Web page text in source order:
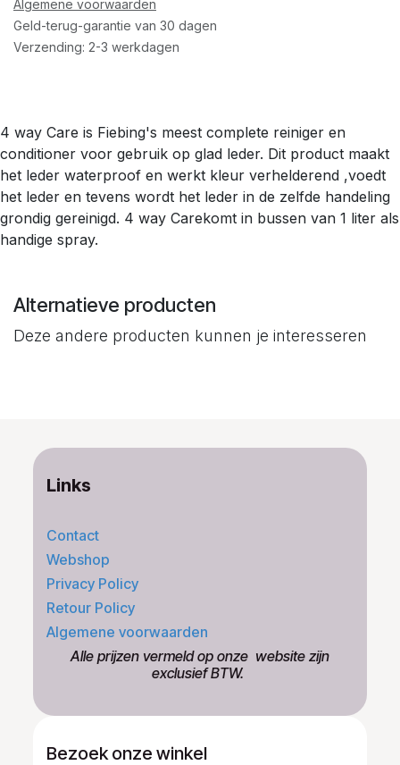
Algemene voorwaarden
Geld-terug-garantie van 30 dagen
Verzending: 2-3 werkdagen
4 way Care is Fiebing's meest complete reiniger en
conditioner voor gebruik op glad leder. Dit product maakt
het leder waterproof en werkt kleur verhelderend ,voedt
het leder en tevens wordt het leder in de zelfde handeling
grondig gereinigd. 4 way Carekomt in bussen van 1 liter als
handige spray.
Alternatieve producten
Deze andere producten kunnen je interesseren
Links
Contact
Webshop
Privacy Policy
Retour Policy
Algemene voorwaarden
​Alle prijzen vermeld op onze ​website zijn
exclusief BTW.
Bezoek onze winkel